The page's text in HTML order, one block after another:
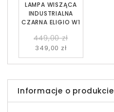
LAMPA WISZĄCA
INDUSTRIALNA
CZARNA ELIGIO W1
449,00 zł
349,00 zł
Informacje o produkcie